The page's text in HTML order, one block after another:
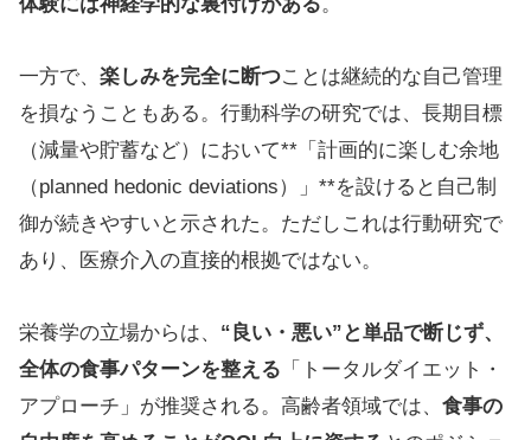
体験には神経学的な裏付けがある。
一方で、 楽しみを完全に断つことは継続的な自己管理
を損なうこともある。行動科学の研究では、長期目標
（減量や貯蓄など）において**「計画的に楽しむ余地
（planned hedonic deviations）」**を設けると自己制
御が続きやすいと示された。ただしこれは行動研究で
あり、医療介入の直接的根拠ではない。
栄養学の立場からは、 “良い・悪い”と単品で断じず、
全体の食事パターンを整える 「トータルダイエット・
アプローチ」が推奨される。高齢者領域では、 食事の